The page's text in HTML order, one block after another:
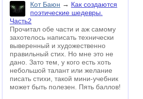
Кот Баюн → Как создаются
поэтические шедевры.
Часть2
Прочитал обе части и аж самому
захотелось написать технически
выверенный и художественно
правильный стих. Но мне это не
дано. Зато тем, у кого есть хоть
небольшой талант или желание
писать стихи, такой мини-учебник
может быть полезен. Пять баллов!